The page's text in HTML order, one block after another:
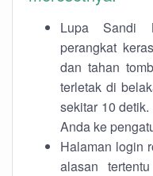
Lupa Sandi
perangkat
dan tahan
terletak di
sekitar 10
Anda ke
Halaman login
alasan